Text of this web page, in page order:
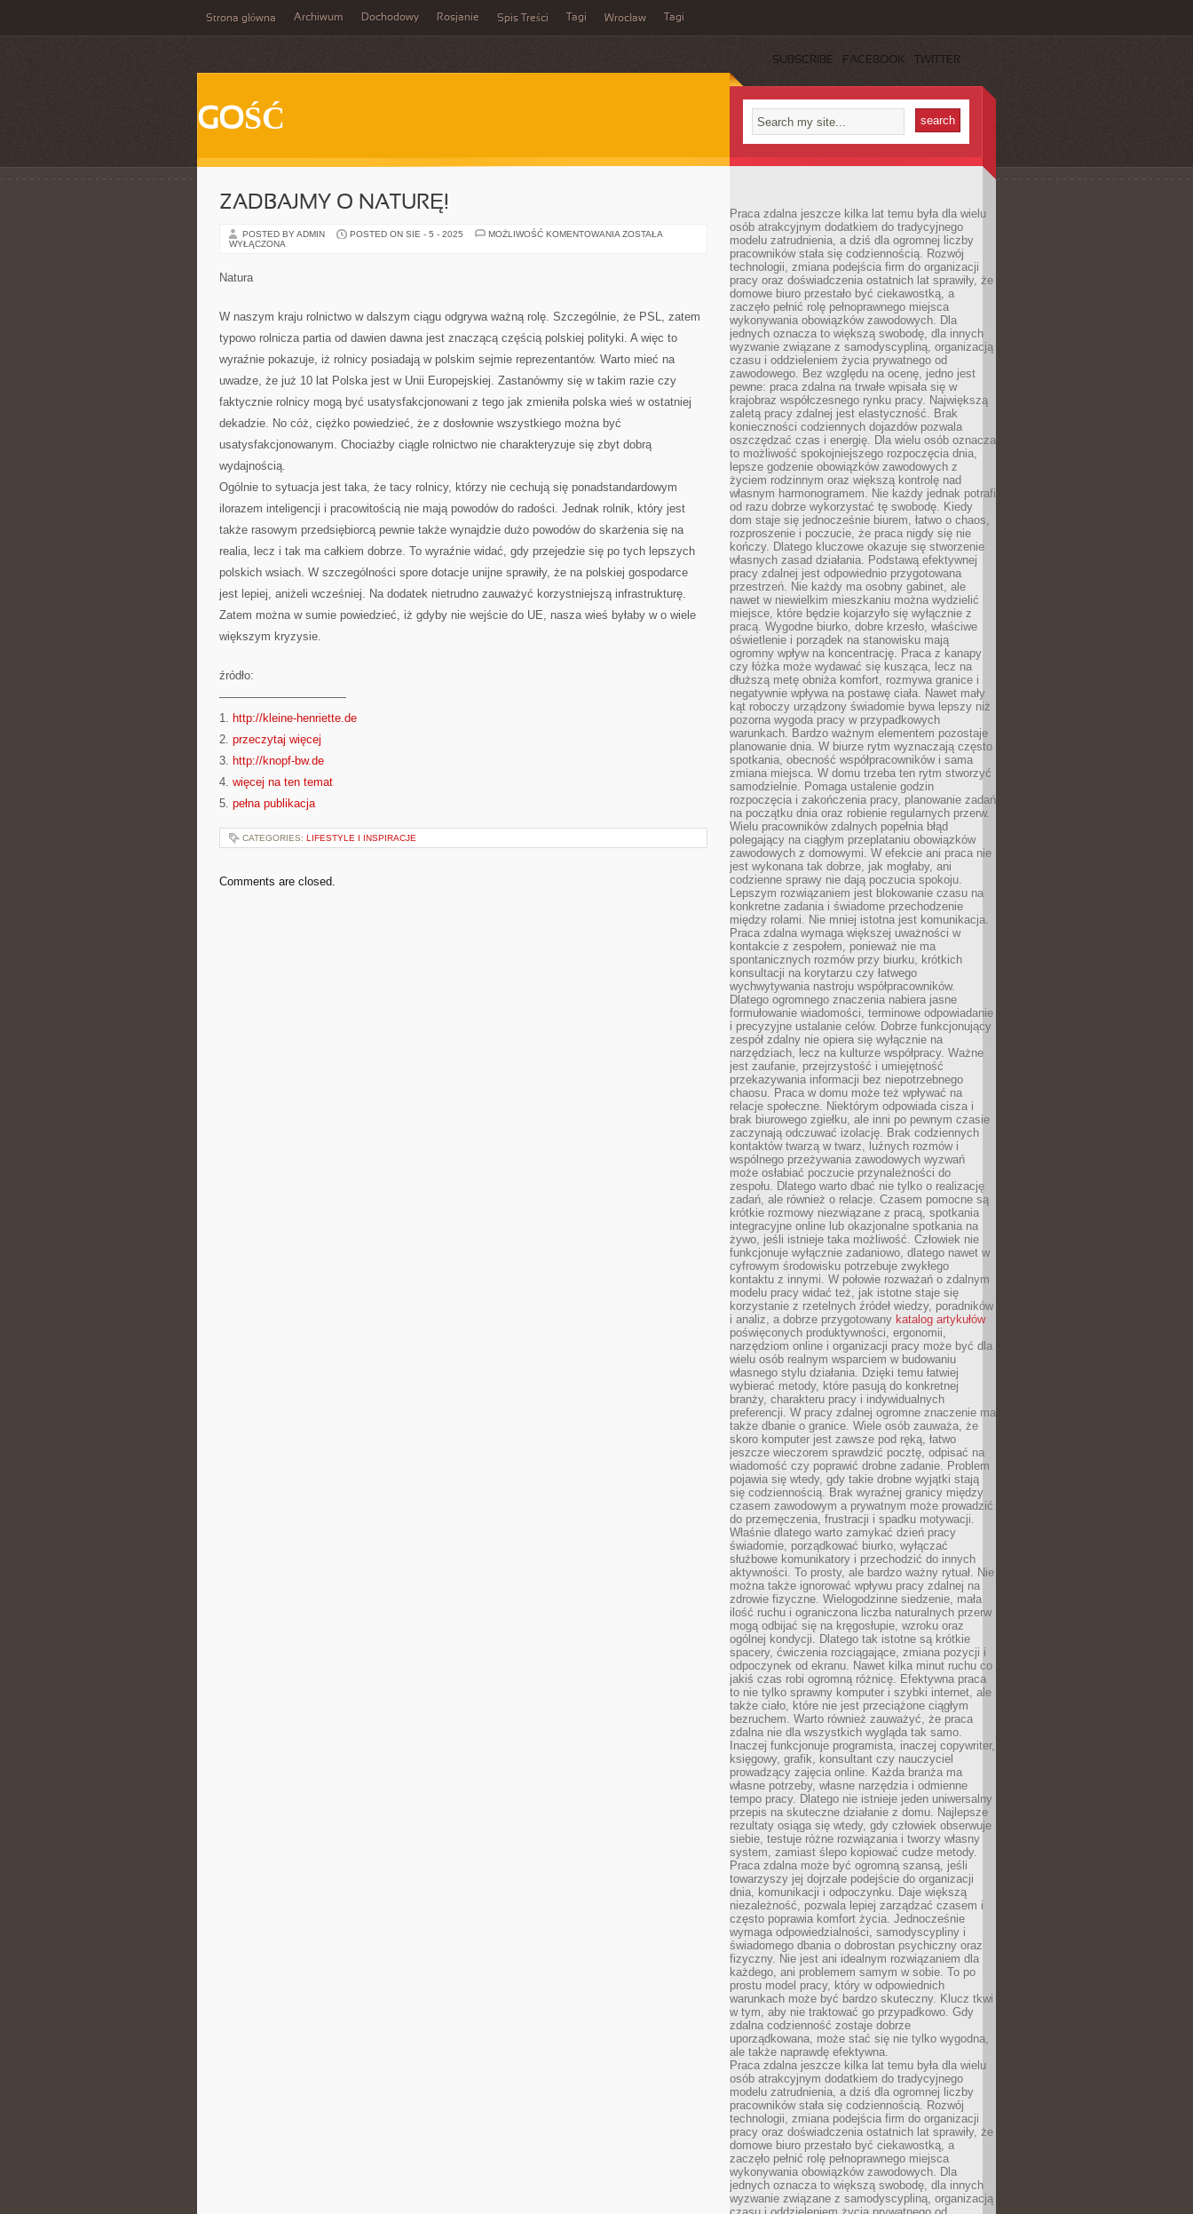
Strona główna Archiwum Dochodowy Rosjanie Spis Treści Tagi Wrocław Tagi
SUBSCRIBE FACEBOOK TWITTER
GOŚĆ
ZADBAJMY O NATURĘ!
POSTED BY ADMIN POSTED ON SIE - 5 - 2025 MOŻLIWOŚĆ KOMENTOWANIA ZADBAJMY
ZOSTAŁA
WYŁĄCZONA
Natura
W naszym kraju rolnictwo w dalszym ciągu odgrywa ważną rolę. Szczególnie, że PSL, zatem
typowo rolnicza partia od dawien dawna jest znaczącą częścią polskiej polityki. A więc to
wyraźnie pokazuje, iż rolnicy posiadają w polskim sejmie reprezentantów. Warto mieć na
uwadze, że już 10 lat Polska jest w Unii Europejskiej. Zastanówmy się w takim razie czy
faktycznie rolnicy mogą być usatysfakcjonowani z tego jak zmieniła polska wieś w ostatniej
dekadzie. No cóż, ciężko powiedzieć, że z dosłownie wszystkiego można być
usatysfakcjonowanym. Chociażby ciągle rolnictwo nie charakteryzuje się zbyt dobrą
wydajnością.
Ogólnie to sytuacja jest taka, że tacy rolnicy, którzy nie cechują się ponadstandardowym
ilorazem inteligencji i pracowitością nie mają powodów do radości. Jednak rolnik, który jest
także rasowym przedsiębiorcą pewnie także wynajdzie dużo powodów do skarżenia się na
realia, lecz i tak ma całkiem dobrze. To wyraźnie widać, gdy przejedzie się po tych lepszych
polskich wsiach. W szczególności spore dotacje unijne sprawiły, że na polskiej gospodarce
jest lepiej, aniżeli wcześniej. Na dodatek nietrudno zauważyć korzystniejszą infrastrukturę.
Zatem można w sumie powiedzieć, iż gdyby nie wejście do UE, nasza wieś byłaby w o wiele
większym kryzysie.
źródło:
———————————
1. http://kleine-henriette.de
2. przeczytaj więcej
3. http://knopf-bw.de
4. więcej na ten temat
5. pełna publikacja
CATEGORIES: LIFESTYLE I INSPIRACJE
Comments are closed.
Praca zdalna jeszcze kilka lat temu była dla wielu
osób atrakcyjnym dodatkiem do tradycyjnego
modelu zatrudnienia, a dziś dla ogromnej liczby
pracowników stała się codziennością. Rozwój
technologii, zmiana podejścia firm do organizacji
pracy oraz doświadczenia ostatnich lat sprawiły, że
domowe biuro przestało być ciekawostką, a
zaczęło pełnić rolę pełnoprawnego miejsca
wykonywania obowiązków zawodowych. Dla
jednych oznacza to większą swobodę, dla innych
wyzwanie związane z samodyscypliną, organizacją
czasu i oddzieleniem życia prywatnego od
zawodowego. Bez względu na ocenę, jedno jest
pewne: praca zdalna na trwałe wpisała się w
krajobraz współczesnego rynku pracy. Największą
zaletą pracy zdalnej jest elastyczność. Brak
konieczności codziennych dojazdów pozwala
oszczędzać czas i energię. Dla wielu osób oznacza
to możliwość spokojniejszego rozpoczęcia dnia,
lepsze godzenie obowiązków zawodowych z
życiem rodzinnym oraz większą kontrolę nad
własnym harmonogramem. Nie każdy jednak potrafi
od razu dobrze wykorzystać tę swobodę. Kiedy
dom staje się jednocześnie biurem, łatwo o chaos,
rozproszenie i poczucie, że praca nigdy się nie
kończy. Dlatego kluczowe okazuje się stworzenie
własnych zasad działania. Podstawą efektywnej
pracy zdalnej jest odpowiednio przygotowana
przestrzeń. Nie każdy ma osobny gabinet, ale
nawet w niewielkim mieszkaniu można wydzielić
miejsce, które będzie kojarzyło się wyłącznie z
pracą. Wygodne biurko, dobre krzesło, właściwe
oświetlenie i porządek na stanowisku mają
ogromny wpływ na koncentrację. Praca z kanapy
czy łóżka może wydawać się kusząca, lecz na
dłuższą metę obniża komfort, rozmywa granice i
negatywnie wpływa na postawę ciała. Nawet mały
kąt roboczy urządzony świadomie bywa lepszy niż
pozorna wygoda pracy w przypadkowych
warunkach. Bardzo ważnym elementem pozostaje
planowanie dnia. W biurze rytm wyznaczają często
spotkania, obecność współpracowników i sama
zmiana miejsca. W domu trzeba ten rytm stworzyć
samodzielnie. Pomaga ustalenie godzin
rozpoczęcia i zakończenia pracy, planowanie zadań
na początku dnia oraz robienie regularnych przerw.
Wielu pracowników zdalnych popełnia błąd
polegający na ciągłym przeplataniu obowiązków
zawodowych z domowymi. W efekcie ani praca nie
jest wykonana tak dobrze, jak mogłaby, ani
codzienne sprawy nie dają poczucia spokoju.
Lepszym rozwiązaniem jest blokowanie czasu na
konkretne zadania i świadome przechodzenie
między rolami. Nie mniej istotna jest komunikacja.
Praca zdalna wymaga większej uważności w
kontakcie z zespołem, ponieważ nie ma
spontanicznych rozmów przy biurku, krótkich
konsultacji na korytarzu czy łatwego
wychwytywania nastroju współpracowników.
Dlatego ogromnego znaczenia nabiera jasne
formułowanie wiadomości, terminowe odpowiadanie
i precyzyjne ustalanie celów. Dobrze funkcjonujący
zespół zdalny nie opiera się wyłącznie na
narzędziach, lecz na kulturze współpracy. Ważne
jest zaufanie, przejrzystość i umiejętność
przekazywania informacji bez niepotrzebnego
chaosu. Praca w domu może też wpływać na
relacje społeczne. Niektórym odpowiada cisza i
brak biurowego zgiełku, ale inni po pewnym czasie
zaczynają odczuwać izolację. Brak codziennych
kontaktów twarzą w twarz, luźnych rozmów i
wspólnego przeżywania zawodowych wyzwań
może osłabiać poczucie przynależności do
zespołu. Dlatego warto dbać nie tylko o realizację
zadań, ale również o relacje. Czasem pomocne są
krótkie rozmowy niezwiązane z pracą, spotkania
integracyjne online lub okazjonalne spotkania na
żywo, jeśli istnieje taka możliwość. Człowiek nie
funkcjonuje wyłącznie zadaniowo, dlatego nawet w
cyfrowym środowisku potrzebuje zwykłego
kontaktu z innymi. W połowie rozważań o zdalnym
modelu pracy widać też, jak istotne staje się
korzystanie z rzetelnych źródeł wiedzy, poradników
i analiz, a dobrze przygotowany katalog artykułów
poświęconych produktywności, ergonomii,
narzędziom online i organizacji pracy może być dla
wielu osób realnym wsparciem w budowaniu
własnego stylu działania. Dzięki temu łatwiej
wybierać metody, które pasują do konkretnej
branży, charakteru pracy i indywidualnych
preferencji. W pracy zdalnej ogromne znaczenie ma
także dbanie o granice. Wiele osób zauważa, że
skoro komputer jest zawsze pod ręką, łatwo
jeszcze wieczorem sprawdzić pocztę, odpisać na
wiadomość czy poprawić drobne zadanie. Problem
pojawia się wtedy, gdy takie drobne wyjątki stają
się codziennością. Brak wyraźnej granicy między
czasem zawodowym a prywatnym może prowadzić
do przemęczenia, frustracji i spadku motywacji.
Właśnie dlatego warto zamykać dzień pracy
świadomie, porządkować biurko, wyłączać
służbowe komunikatory i przechodzić do innych
aktywności. To prosty, ale bardzo ważny rytuał. Nie
można także ignorować wpływu pracy zdalnej na
zdrowie fizyczne. Wielogodzinne siedzenie, mała
ilość ruchu i ograniczona liczba naturalnych przerw
mogą odbijać się na kręgosłupie, wzroku oraz
ogólnej kondycji. Dlatego tak istotne są krótkie
spacery, ćwiczenia rozciągające, zmiana pozycji i
odpoczynek od ekranu. Nawet kilka minut ruchu co
jakiś czas robi ogromną różnicę. Efektywna praca
to nie tylko sprawny komputer i szybki internet, ale
także ciało, które nie jest przeciążone ciągłym
bezruchem. Warto również zauważyć, że praca
zdalna nie dla wszystkich wygląda tak samo.
Inaczej funkcjonuje programista, inaczej copywriter,
księgowy, grafik, konsultant czy nauczyciel
prowadzący zajęcia online. Każda branża ma
własne potrzeby, własne narzędzia i odmienne
tempo pracy. Dlatego nie istnieje jeden uniwersalny
przepis na skuteczne działanie z domu. Najlepsze
rezultaty osiąga się wtedy, gdy człowiek obserwuje
siebie, testuje różne rozwiązania i tworzy własny
system, zamiast ślepo kopiować cudze metody.
Praca zdalna może być ogromną szansą, jeśli
towarzyszy jej dojrzałe podejście do organizacji
dnia, komunikacji i odpoczynku. Daje większą
niezależność, pozwala lepiej zarządzać czasem i
często poprawia komfort życia. Jednocześnie
wymaga odpowiedzialności, samodyscypliny i
świadomego dbania o dobrostan psychiczny oraz
fizyczny. Nie jest ani idealnym rozwiązaniem dla
każdego, ani problemem samym w sobie. To po
prostu model pracy, który w odpowiednich
warunkach może być bardzo skuteczny. Klucz tkwi
w tym, aby nie traktować go przypadkowo. Gdy
zdalna codzienność zostaje dobrze
uporządkowana, może stać się nie tylko wygodna,
ale także naprawdę efektywna.
Praca zdalna jeszcze kilka lat temu była dla wielu
osób atrakcyjnym dodatkiem do tradycyjnego
modelu zatrudnienia, a dziś dla ogromnej liczby
pracowników stała się codziennością. Rozwój
technologii, zmiana podejścia firm do organizacji
pracy oraz doświadczenia ostatnich lat sprawiły, że
domowe biuro przestało być ciekawostką, a
zaczęło pełnić rolę pełnoprawnego miejsca
wykonywania obowiązków zawodowych. Dla
jednych oznacza to większą swobodę, dla innych
wyzwanie związane z samodyscypliną, organizacją